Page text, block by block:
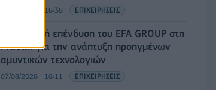
07/08/2026 - 16:38 ΕΠΙΧΕΙΡΗΣΕΙΣ
Στρατηγική επένδυση του EFA GROUP στη
Fractal για την ανάπτυξη προηγμένων
αμυντικών τεχνολογιών
07/08/2026 - 16:11 ΕΠΙΧΕΙΡΗΣΕΙΣ